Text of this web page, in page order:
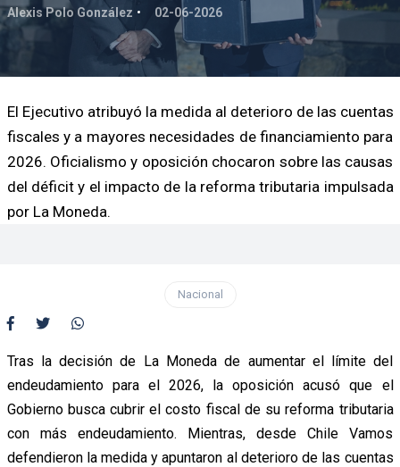
Alexis Polo González 02-06-2026
El Ejecutivo atribuyó la medida al deterioro de las cuentas
fiscales y a mayores necesidades de financiamiento para
2026. Oficialismo y oposición chocaron sobre las causas
del déficit y el impacto de la reforma tributaria impulsada
por La Moneda.
Nacional
Tras la decisión de La Moneda de aumentar el límite del
endeudamiento para el 2026, la oposición acusó que el
Gobierno busca cubrir el costo fiscal de su reforma tributaria
con más endeudamiento. Mientras, desde Chile Vamos
defendieron la medida y apuntaron al deterioro de las cuentas